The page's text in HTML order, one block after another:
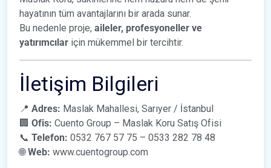
hayatının tüm avantajlarını bir arada sunar.
Bu nedenle proje, aileler, profesyoneller ve
yatırımcılar için mükemmel bir tercihtir.
İletişim Bilgileri
📍 Adres: Maslak Mahallesi, Sarıyer / İstanbul
🏢 Ofis: Cuento Group – Maslak Koru Satış Ofisi
📞 Telefon: 0532 767 57 75 – 0533 282 78 48
🌐Web: www.cuentogroup.com